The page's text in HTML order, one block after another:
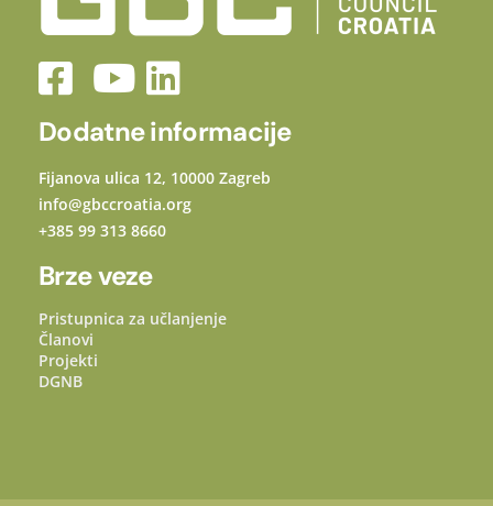
Dodatne informacije
Fijanova ulica 12, 10000 Zagreb
info@gbccroatia.org
+385 99 313 8660
Brze veze
Pristupnica za učlanjenje
Članovi
Projekti
DGNB